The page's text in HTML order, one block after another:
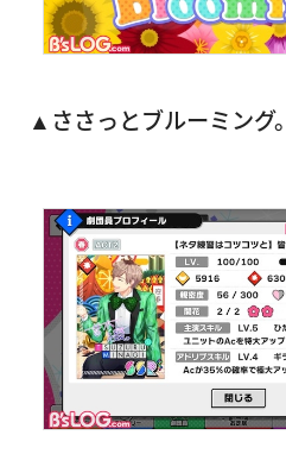
▲ささっとブルーミング。